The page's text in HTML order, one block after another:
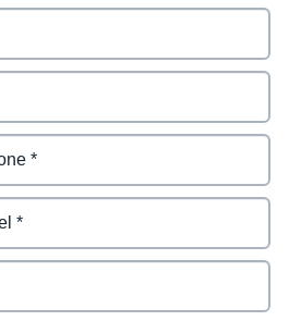
Finland (English)
Norway (English)
Singapore (English)